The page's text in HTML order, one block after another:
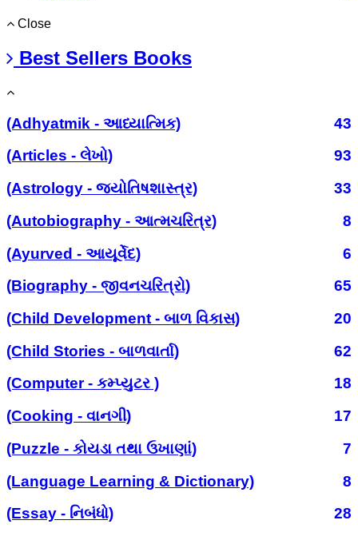
Close
Best Sellers Books
(Adhyatmik - આધ્યાત્મિક)
43
(Articles - લેખો)
93
(Astrology - જ્યોતિષશાસ્ત્ર)
33
(Autobiography - આત્મચરિત્ર)
8
(Ayurved - આયૂર્વેદ)
6
(Biography - જીવનચરિત્રો)
65
(Child Development - બાળ વિકાસ)
20
(Child Stories - બાળવાર્તા)
62
(Computer - કમ્પ્યુટર )
18
(Cooking - વાનગી)
17
(Puzzle - કોયડા તથા ઉખાણાં)
7
(Language Learning & Dictionary)
8
(Essay - નિબંધો)
28